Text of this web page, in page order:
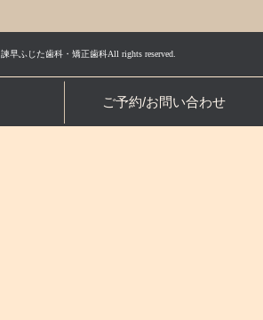
諫早ふじた歯科・矯正歯科All rights reserved.
ご予約/お問い合わせ